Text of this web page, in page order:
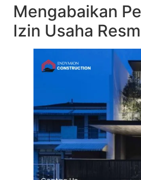
Mengabaikan
Izin Usaha